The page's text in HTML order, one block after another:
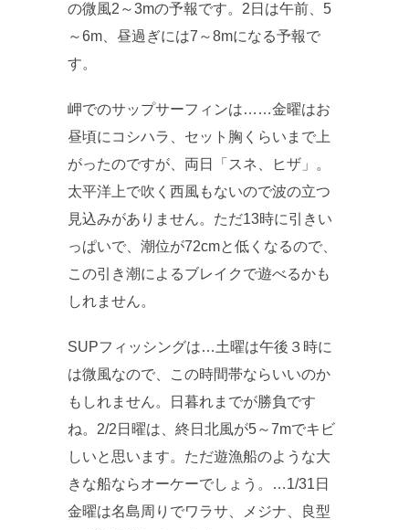
の微風2～3mの予報です。2日は午前、5
～6m、昼過ぎには7～8mになる予報で
す。
岬でのサップサーフィンは……金曜はお
昼頃にコシハラ、セット胸くらいまで上
がったのですが、両日「スネ、ヒザ」。
太平洋上で吹く西風もないので波の立つ
見込みがありません。ただ13時に引きい
っぱいで、潮位が72cmと低くなるので、
この引き潮によるブレイクで遊べるかも
しれません。
SUPフィッシングは…土曜は午後３時に
は微風なので、この時間帯ならいいのか
もしれません。日暮れまでが勝負です
ね。2/2日曜は、終日北風が5～7mでキビ
しいと思います。ただ遊漁船のような大
きな船ならオーケーでしょう。…1/31日
金曜は名島周りでワラサ、メジナ、良型